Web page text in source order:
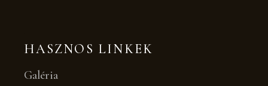
HASZNOS LINKEK
Galéria